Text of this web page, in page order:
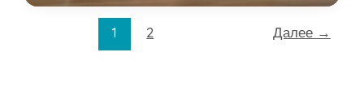
постоянно
1 2 Далее →